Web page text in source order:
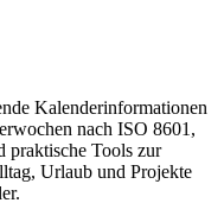
Kalenderinformationen
nach ISO 8601,
praktische Tools zur
Urlaub und Projekte